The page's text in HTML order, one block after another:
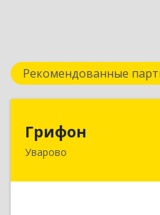
Рекомендованные
Грифон
Уварово
393461, Тамбовская